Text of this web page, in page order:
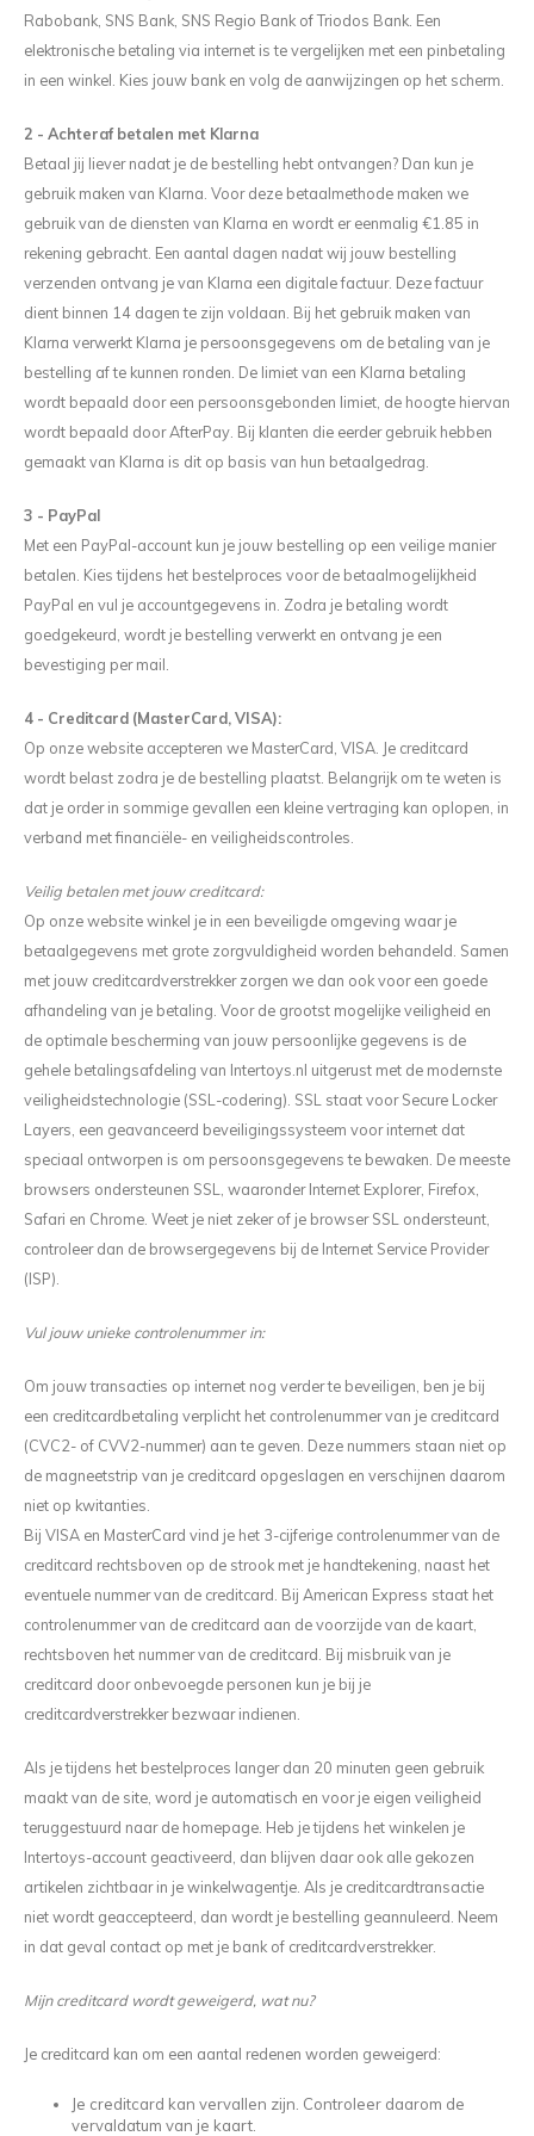
Levensboom Bloemen
KIPPIE CAL
Boeket Lilly
Staande Solarlamp
Poef Haakpakket
Pauw Haakpakket
Hangplant
Sneeuwvlokken
Happy Flower Haakpakket mand
BLOSSOM Haakpakket
Paasei Haakpakket 3-D
Set Paaseieren met Bloemen
Vlinder Haakpakket
Uil mandala haakpakket
Gehaakte tassen
Kransen
Solar Hang- of Stalamp
Lilly Lumière
Mini Fishnet
Fishnet Jip
Fishnet Medium
Bohemian Fishnet
Lumiêre Sunny
Lumiere Anita Haakpakket
Mini kroonluchters
Kroonluchter Kuiken
Kroonluchter Haasje
Kerst Kroonluchters
Set van 3 Kroonluchtertjes (kerst)
Macrame kroonluchters
Levensboom Bloemen
Bloemenkrans
Mandala Madelief
Spiegel Mandala
Mandala met houtsnijwerk CAL 2024
Verbindingsmandala’s set van 2
Verbindingsmandala’s set van 3
Kat Mandala Haakpakket
Mandala Maxima
Mandala Suzan haakpakket
Wandhanger bloemenboeket
Happy Flower Mandala 60 cm
Mandalini
Mandala houten kralen (1e CAL)
Mini kerstbellen macramépakket (per 3)
Paddestoel Mand
Lovely Angel
Granny Haakpakketten
Deluxe Kerstboom Haakpakket
Oh! Denneboom Deluxe met standaard
Kerstboom Haakpakket
Engel Haakpakket
Glam Kerstbal 3D
Winterster Haakpakket
Klokken Haakpakket
Kerstbellen Macrame
Patroon Kerstboom XXXXL
Notenkraker
Sneeuwvlokken
Limited Kerstboom
Winterfiguurtjes
Kerstboom Wandhangers (set)
Diverse accessoires
Ogen & Neuzen
Rabobank, SNS Bank, SNS Regio Bank of Triodos Bank. Een
elektronische betaling via internet is te vergelijken met een pinbetaling
in een winkel. Kies jouw bank en volg de aanwijzingen op het scherm.
2 - Achteraf betalen met Klarna
Betaal jij liever nadat je de bestelling hebt ontvangen? Dan kun je
gebruik maken van Klarna. Voor deze betaalmethode maken we
gebruik van de diensten van Klarna en wordt er eenmalig €1.85 in
rekening gebracht. Een aantal dagen nadat wij jouw bestelling
verzenden ontvang je van Klarna een digitale factuur. Deze factuur
dient binnen 14 dagen te zijn voldaan. Bij het gebruik maken van
Klarna verwerkt Klarna je persoonsgegevens om de betaling van je
bestelling af te kunnen ronden. De limiet van een Klarna betaling
wordt bepaald door een persoonsgebonden limiet, de hoogte hiervan
wordt bepaald door AfterPay. Bij klanten die eerder gebruik hebben
gemaakt van Klarna is dit op basis van hun betaalgedrag.
3 - PayPal
Met een PayPal-account kun je jouw bestelling op een veilige manier
betalen. Kies tijdens het bestelproces voor de betaalmogelijkheid
PayPal en vul je accountgegevens in. Zodra je betaling wordt
goedgekeurd, wordt je bestelling verwerkt en ontvang je een
bevestiging per mail.
4 - Creditcard (MasterCard, VISA):
Op onze website accepteren we MasterCard, VISA. Je creditcard
wordt belast zodra je de bestelling plaatst. Belangrijk om te weten is
dat je order in sommige gevallen een kleine vertraging kan oplopen, in
verband met financiële- en veiligheidscontroles.
Veilig betalen met jouw creditcard:
Op onze website winkel je in een beveiligde omgeving waar je
betaalgegevens met grote zorgvuldigheid worden behandeld. Samen
met jouw creditcardverstrekker zorgen we dan ook voor een goede
afhandeling van je betaling. Voor de grootst mogelijke veiligheid en
de optimale bescherming van jouw persoonlijke gegevens is de
gehele betalingsafdeling van Intertoys.nl uitgerust met de modernste
veiligheidstechnologie (SSL-codering). SSL staat voor Secure Locker
Layers, een geavanceerd beveiligingssysteem voor internet dat
speciaal ontworpen is om persoonsgegevens te bewaken. De meeste
browsers ondersteunen SSL, waaronder Internet Explorer, Firefox,
Safari en Chrome. Weet je niet zeker of je browser SSL ondersteunt,
controleer dan de browsergegevens bij de Internet Service Provider
(ISP).
Vul jouw unieke controlenummer in:
Om jouw transacties op internet nog verder te beveiligen, ben je bij
een creditcardbetaling verplicht het controlenummer van je creditcard
(CVC2- of CVV2-nummer) aan te geven. Deze nummers staan niet op
de magneetstrip van je creditcard opgeslagen en verschijnen daarom
niet op kwitanties.
Bij VISA en MasterCard vind je het 3-cijferige controlenummer van de
creditcard rechtsboven op de strook met je handtekening, naast het
eventuele nummer van de creditcard. Bij American Express staat het
controlenummer van de creditcard aan de voorzijde van de kaart,
rechtsboven het nummer van de creditcard. Bij misbruik van je
creditcard door onbevoegde personen kun je bij je
creditcardverstrekker bezwaar indienen.
Als je tijdens het bestelproces langer dan 20 minuten geen gebruik
maakt van de site, word je automatisch en voor je eigen veiligheid
teruggestuurd naar de homepage. Heb je tijdens het winkelen je
Intertoys-account geactiveerd, dan blijven daar ook alle gekozen
artikelen zichtbaar in je winkelwagentje. Als je creditcardtransactie
niet wordt geaccepteerd, dan wordt je bestelling geannuleerd. Neem
in dat geval contact op met je bank of creditcardverstrekker.
Mijn creditcard wordt geweigerd, wat nu?
Je creditcard kan om een aantal redenen worden geweigerd:
Je creditcard kan vervallen zijn. Controleer daarom de
vervaldatum van je kaart.